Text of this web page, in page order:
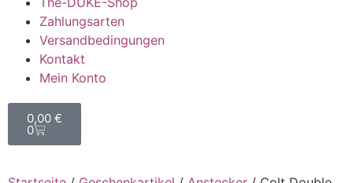
Zahlungsarten
Versandbedingungen
Kontakt
Mein Konto
0,00 €
0